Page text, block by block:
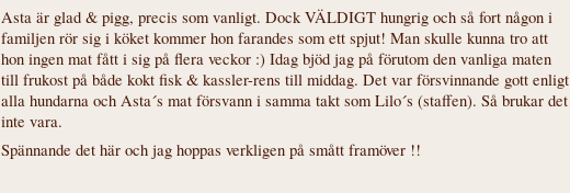
Asta är glad & pigg, precis som vanligt. Dock VÄLDIGT hungrig och så fort någon i
familjen rör sig i köket kommer hon farandes som ett spjut! Man skulle kunna tro att
hon ingen mat fått i sig på flera veckor :) Idag bjöd jag på förutom den vanliga maten
till frukost på både kokt fisk & kassler-rens till middag. Det var försvinnande gott enligt
alla hundarna och Asta´s mat försvann i samma takt som Lilo´s (staffen). Så brukar det
inte vara.
Spännande det här och jag hoppas verkligen på smått framöver !!